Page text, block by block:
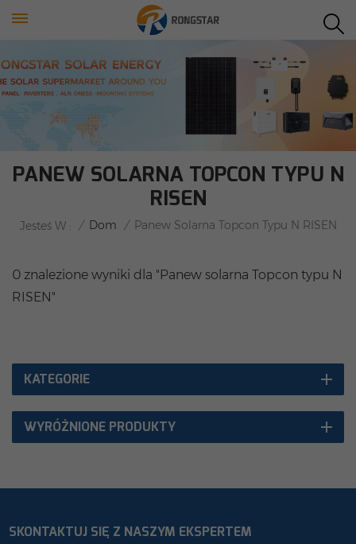
PANEW SOLARNA TOPCON TYPU N
RISEN
Jesteś W : / Dom / Panew Solarna Topcon Typu N RISEN
0 znalezione wyniki dla "Panew solarna Topcon typu N
RISEN"
KATEGORIE
WYRÓŻNIONE PRODUKTY
SKONTAKTUJ SIĘ Z NASZYM EKSPERTEM